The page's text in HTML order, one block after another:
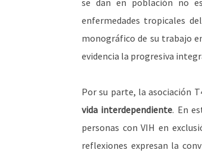
se dan en población no
enfermedades tropicales
monográfico de su trabajo
evidencia la progresiva
Por su parte, la asociación
vida interdependiente. En
personas con VIH en
reflexiones expresan la